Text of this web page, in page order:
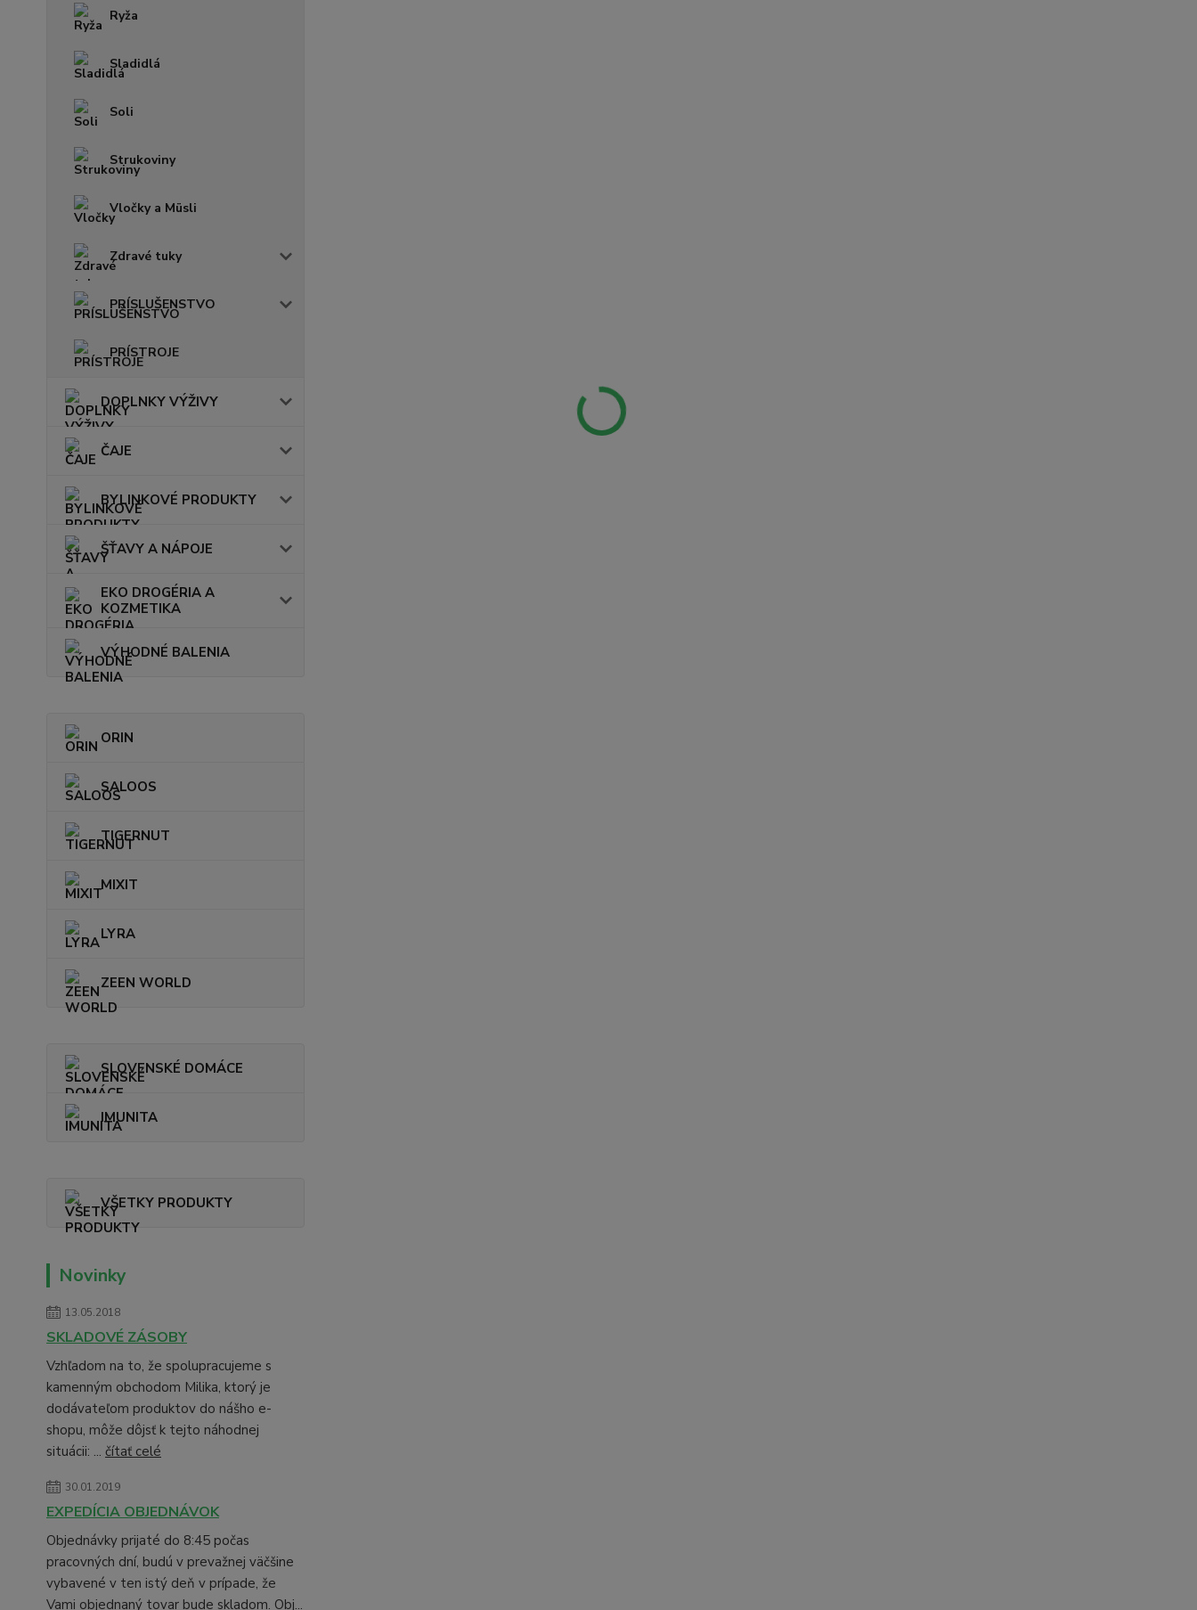
Ryža
Sladidlá
Soli
Strukoviny
Vločky a Müsli
Zdravé tuky
PRÍSLUŠENSTVO
PRÍSTROJE
DOPLNKY VÝŽIVY
ČAJE
BYLINKOVÉ PRODUKTY
ŠŤAVY A NÁPOJE
EKO DROGÉRIA A
KOZMETIKA
VÝHODNÉ BALENIA
ORIN
SALOOS
TIGERNUT
MIXIT
LYRA
ZEEN WORLD
SLOVENSKÉ DOMÁCE
IMUNITA
VŠETKY PRODUKTY
Novinky
13.05.2018
SKLADOVÉ ZÁSOBY
Vzhľadom na to, že spolupracujeme s
kamenným obchodom Milika, ktorý je
dodávateľom produktov do nášho e-
shopu, môže dôjsť k tejto náhodnej
situácii: ... čítať celé
30.01.2019
EXPEDÍCIA OBJEDNÁVOK
Objednávky prijaté do 8:45 počas
pracovných dní, budú v prevažnej väčšine
vybavené v ten istý deň v prípade, že
Vami objednaný tovar bude skladom. Obj...